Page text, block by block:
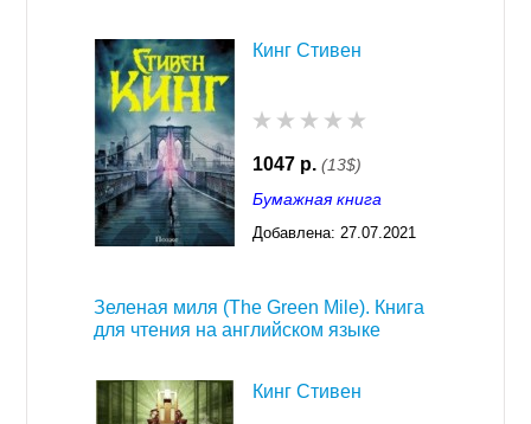
Кинг Стивен
1047 р. (13$)
Бумажная книга
Добавлена: 27.07.2021
Зеленая миля (The Green Mile). Книга
для чтения на английском языке
Кинг Стивен